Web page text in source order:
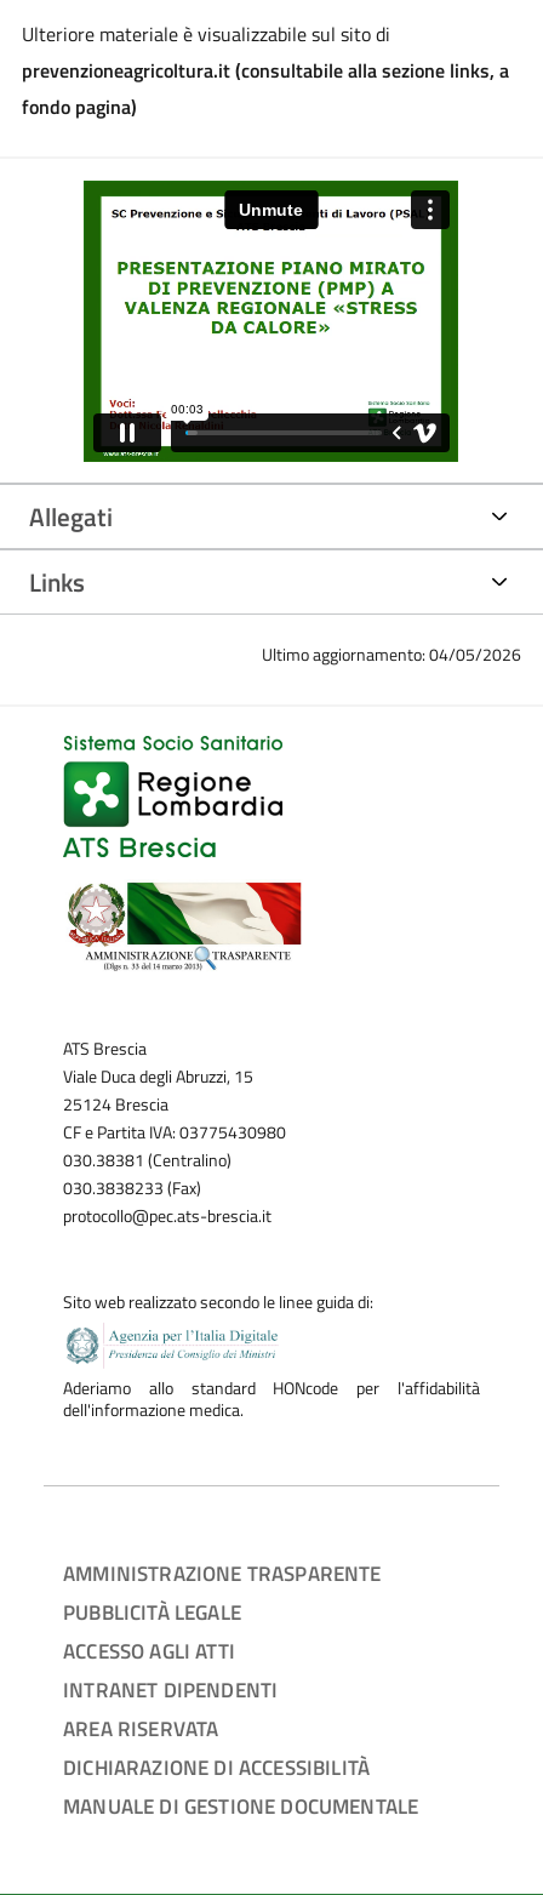
Ulteriore materiale è visualizzabile sul sito di
prevenzioneagricoltura.it (consultabile alla sezione links, a
fondo pagina)
Allegati
Links
Ultimo aggiornamento: 04/05/2026
ATS Brescia
Viale Duca degli Abruzzi, 15
25124 Brescia
CF e Partita IVA: 03775430980
030.38381 (Centralino)
030.3838233 (Fax)
protocollo@pec.ats-brescia.it
Sito web realizzato secondo le linee guida di:
Aderiamo allo standard HONcode per l'affidabilità
dell'informazione medica.
AMMINISTRAZIONE TRASPARENTE
PUBBLICITÀ LEGALE
ACCESSO AGLI ATTI
INTRANET DIPENDENTI
AREA RISERVATA
DICHIARAZIONE DI ACCESSIBILITÀ
MANUALE DI GESTIONE DOCUMENTALE